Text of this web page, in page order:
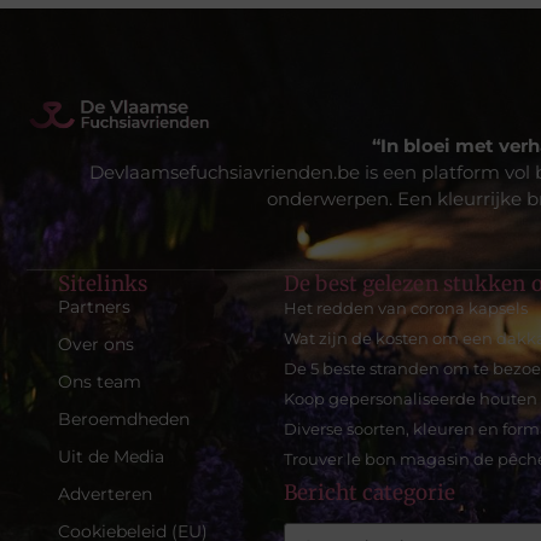
“In bloei met
Devlaamsefuchsiavrienden.be is een platform
onderwerpen. Een kleurrijke
Sitelinks
Partners
Over ons
Ons team
Beroemdheden
Uit de Media
Adverteren
Cookiebeleid (EU)
De best gelezen stukken
Het redden van corona kapsels
Wat zijn de kosten om een
De 5 beste stranden om te
Koop gepersonaliseerde
Diverse soorten, kleuren en
Trouver le bon magasin de
Bericht categorie